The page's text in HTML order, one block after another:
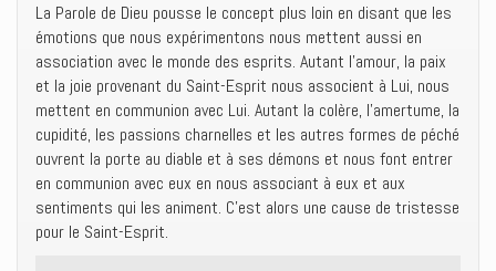
La Parole de Dieu pousse le concept plus loin en disant que les
émotions que nous expérimentons nous mettent aussi en
association avec le monde des esprits. Autant l’amour, la paix
et la joie provenant du Saint-Esprit nous associent à Lui, nous
mettent en communion avec Lui. Autant la colère, l’amertume, la
cupidité, les passions charnelles et les autres formes de péché
ouvrent la porte au diable et à ses démons et nous font entrer
en communion avec eux en nous associant à eux et aux
sentiments qui les animent. C’est alors une cause de tristesse
pour le Saint-Esprit.